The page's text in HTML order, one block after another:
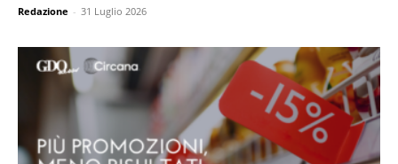
Redazione - 31 Luglio 2026